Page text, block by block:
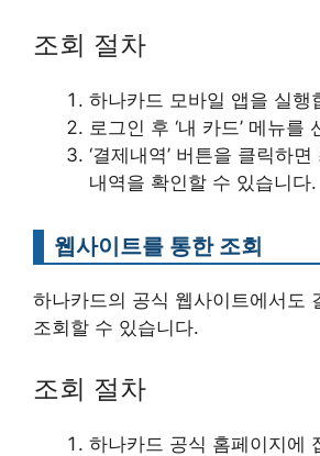
조회 절차
하나카드 모바일 앱을 실행
로그인 후 ‘내 카드’ 메뉴를
‘결제내역’ 버튼을 클릭하
내역을 확인할 수 있습니다.
웹사이트를 통한 조회
하나카드의 공식 웹사이트에서도
조회할 수 있습니다.
조회 절차
하나카드 공식 홈페이지에